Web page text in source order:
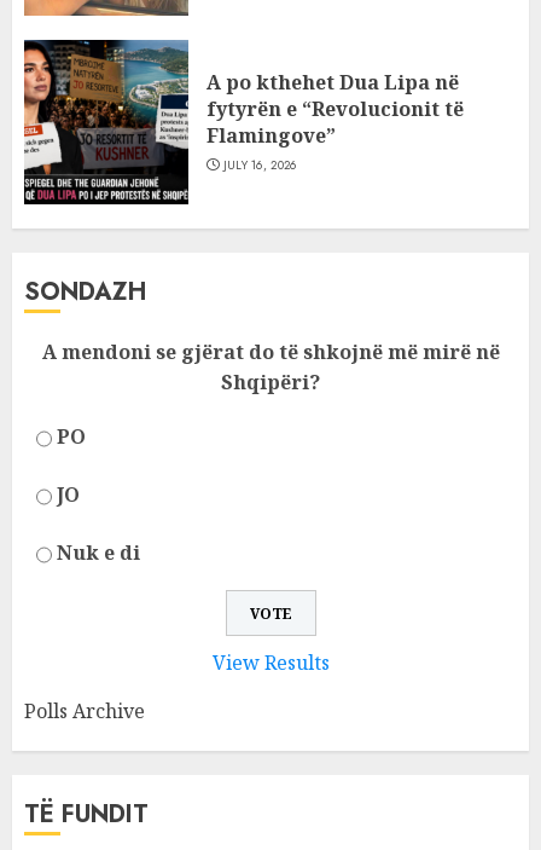
A po kthehet Dua Lipa në
fytyrën e “Revolucionit të
Flamingove”
JULY 16, 2026
SONDAZH
A mendoni se gjërat do të shkojnë më mirë në
Shqipëri?
PO
JO
Nuk e di
View Results
Polls Archive
TË FUNDIT